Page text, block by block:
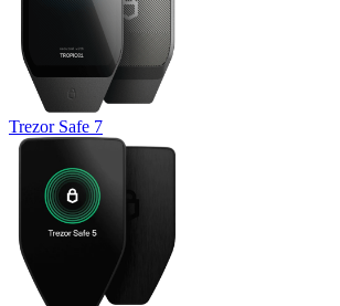
Trezor Safe 7